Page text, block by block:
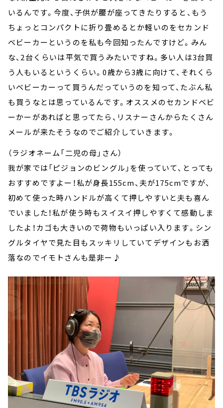
いるんです。今度、子供が腰が座ってきたりすると、もう
ちょっとコンパクトに折り畳めるとか軽いのをセカンド
ベビーカーというのを私も今回知ったんですけど。みん
な、2台くらいは平気で買うみたいですね。多い人は3台買
う人もいるというくらい。0歳から3歳に向けて、それくら
いベビーカーって買うんだっていうのを知って、たぶん私
も買うなとは思っているんです。オススメのセカンドベビ
ーかーがあればと思ってたら、リスナーさんからたくさん
メールが来たそうなのでご紹介していきます。
（ラジオネーム「二児の母」さん）
我が家では「ピジョンのビングル」を使っていて、とっても
おすすめですよー！私が身長155cm、夫が175cmですが、
初めて使った時ハンドルが高くて押しやすいと夫も喜ん
でいました！私が使う時もスイスイ押しやすくて感動しま
したよ！カゴも大きいので荷物もいっぱい入ります。シン
グルタイヤで見た目もスッキリしていてデザインもお洒
落なのでイモトさんも是非ー♪